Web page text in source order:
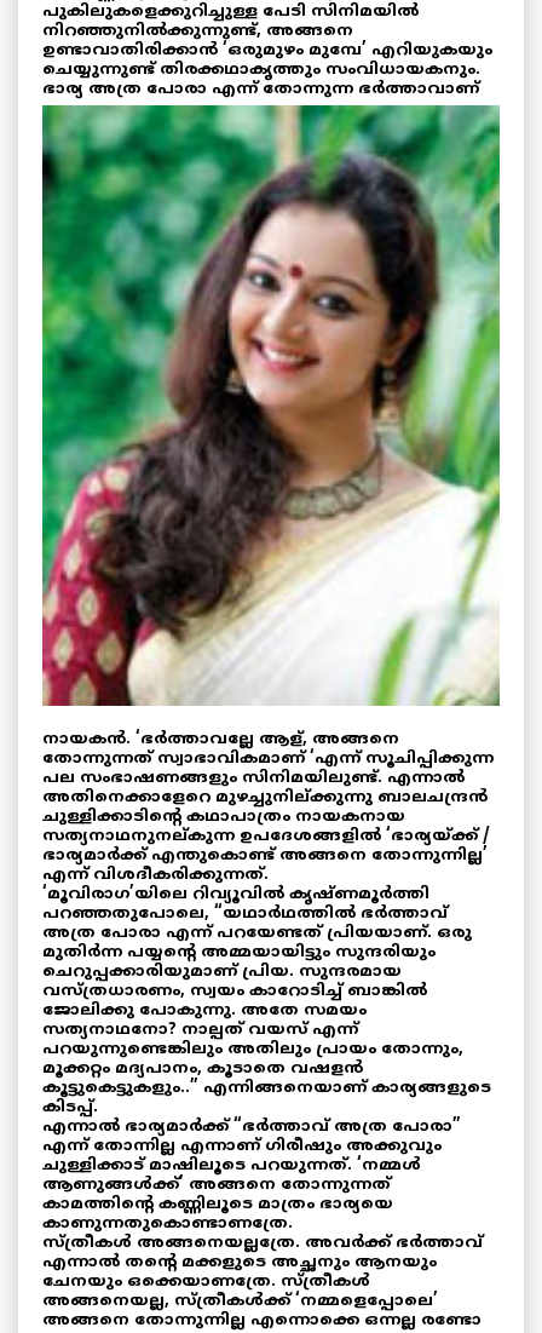
പുകിലുകളെക്കുറിച്ചുള്ള പേടി സിനിമയിൽ
നിറഞ്ഞുനിൽക്കുന്നുണ്ട്‌, അങ്ങനെ
ഉണ്ടാവാതിരിക്കാൻ ‘ഒരുമുഴം മുമ്പേ’ എറിയുകയും
ചെയ്യുന്നുണ്ട് തിരക്കഥാകൃത്തും സംവിധായകനും.
ഭാര്യ അത്ര പോരാ എന്ന് തോന്നുന്ന ഭർത്താവാണ്
നായകൻ. ‘ഭർത്താവല്ലേ ആള്, അങ്ങനെ
തോന്നുന്നത് സ്വാഭാവികമാണ് ‘എന്ന് സൂചിപ്പിക്കുന്ന
പല സംഭാഷണങ്ങളും സിനിമയിലുണ്ട്. എന്നാൽ
അതിനെക്കാളേറെ മുഴച്ചുനില്ക്കുന്നു ബാലചന്ദ്രൻ
ചുള്ളിക്കാടിന്റെ കഥാപാത്രം നായകനായ
സത്യനാഥനുനല്കുന്ന ഉപദേശങ്ങളിൽ ‘ഭാര്യയ്ക്ക് /
ഭാര്യമാർക്ക് എന്തുകൊണ്ട് അങ്ങനെ തോന്നുന്നില്ല’
എന്ന് വിശദീകരിക്കുന്നത്.
‘മൂവിരാഗ’യിലെ റിവ്യൂവിൽ കൃഷ്ണമൂർത്തി
പറഞ്ഞതുപോലെ, “യഥാർഥത്തിൽ ഭർത്താവ്
അത്ര പോരാ എന്ന് പറയേണ്ടത് പ്രിയയാണ്. ഒരു
മുതിർന്ന പയ്യന്റെ അമ്മയായിട്ടും സുന്ദരിയും
ചെറുപ്പക്കാരിയുമാണ് പ്രിയ. സുന്ദരമായ
വസ്‌ത്രധാരണം, സ്വയം കാറോടിച്ച് ബാങ്കിൽ
ജോലിക്കു പോകുന്നു. അതേ സമയം
സത്യനാഥനോ? നാല്പത് വയസ് എന്ന്
പറയുന്നുണ്ടെങ്കിലും അതിലും പ്രായം തോന്നും,
മൂക്കറ്റം മദ്യപാനം, കൂടാതെ വഷളൻ
കൂട്ടുകെട്ടുകളും..” എന്നിങ്ങനെയാണ് കാര്യങ്ങളുടെ
കിടപ്പ്.
എന്നാൽ ഭാര്യമാർക്ക് “ഭർത്താവ് അത്ര പോരാ”
എന്ന് തോന്നില്ല എന്നാണ് ഗിരീഷും അക്കുവും
ചുള്ളിക്കാട് മാഷിലൂടെ പറയുന്നത്. ‘നമ്മൾ
ആണുങ്ങൾക്ക്’ അങ്ങനെ തോന്നുന്നത്
കാമത്തിന്റെ കണ്ണിലൂടെ മാത്രം ഭാര്യയെ
കാണുന്നതുകൊണ്ടാണത്രേ.
സ്ത്രീകൾ അങ്ങനെയല്ലത്രേ. അവർക്ക് ഭർത്താവ്
എന്നാൽ തന്റെ മക്കളുടെ അച്ഛനും ആനയും
ചേനയും ഒക്കെയാണത്രേ. സ്ത്രീകൾ
അങ്ങനെയല്ല, സ്ത്രീകൾക്ക് ‘നമ്മളെപ്പോലെ’
അങ്ങനെ തോന്നുന്നില്ല എന്നൊക്കെ ഒന്നല്ല രണ്ടോ